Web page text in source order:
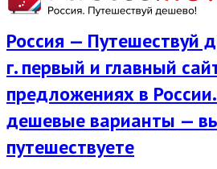
Россия — Путешествуй
г. первый и главный
предложениях в
дешевые варианты —
путешествуете